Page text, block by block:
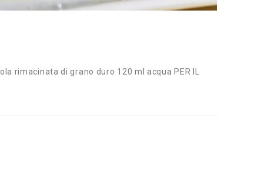
rimacinata di grano duro 120 ml acqua PER IL